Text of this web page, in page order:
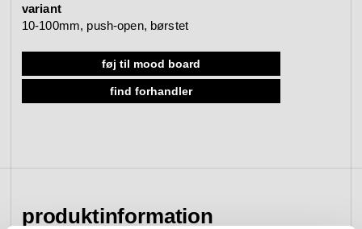
se kategorier se kategori
se kategori se kategori
Tom Dixon
se kollektion
forhandlere
mødebooking
variant
10-100mm, push-open, børstet
føj til mood board
find forhandler
produktinformation